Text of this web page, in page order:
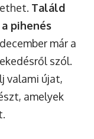
Találd
pihenés
már a
szól.
valami újat,
amelyek